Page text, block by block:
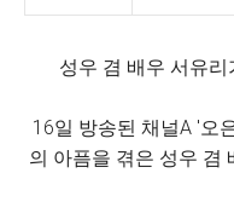
성우 겸 배우 서유
16일 방송된 채널A '오
의 아픔을 겪은 성우 겸